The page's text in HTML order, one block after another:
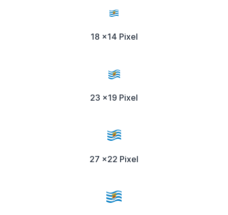
18 x14 Pixel
23 x19 Pixel
27 x22 Pixel